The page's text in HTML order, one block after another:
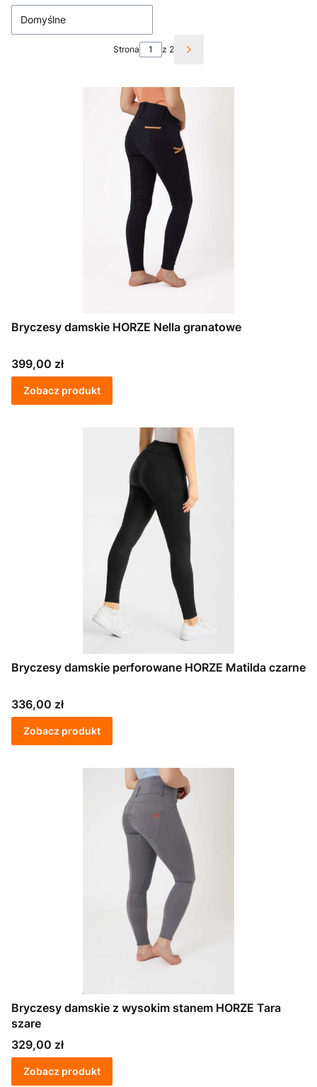
Domyślne
Strona z 2 Następne produkty
Bryczesy damskie HORZE Nella granatowe
Cena
399,00 zł
Zobacz produkt
Bryczesy damskie perforowane HORZE Matilda czarne
Cena
336,00 zł
Zobacz produkt
Bryczesy damskie z wysokim stanem HORZE Tara
szare
Cena
329,00 zł
Zobacz produkt